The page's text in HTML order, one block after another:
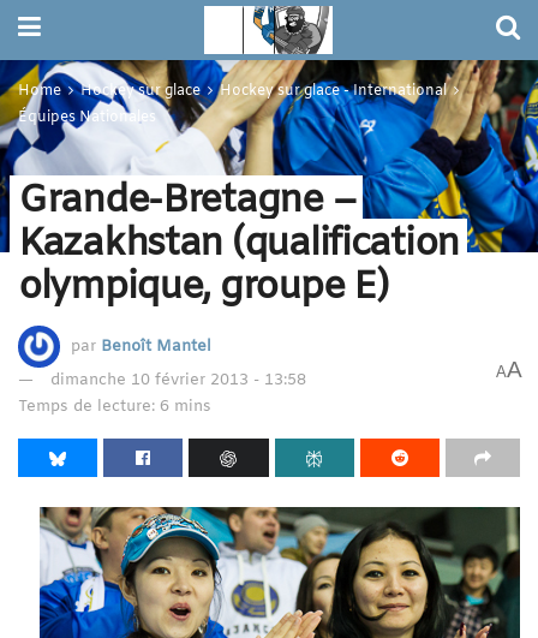
Home Hockey sur glace
Hockey sur glace - International
Équipes Nationales
Grande-Bretagne –
Kazakhstan (qualification
olympique, groupe E)
par Benoît Mantel
dimanche 10 février 2013 - 13:58
Temps de lecture: 6 mins
AA